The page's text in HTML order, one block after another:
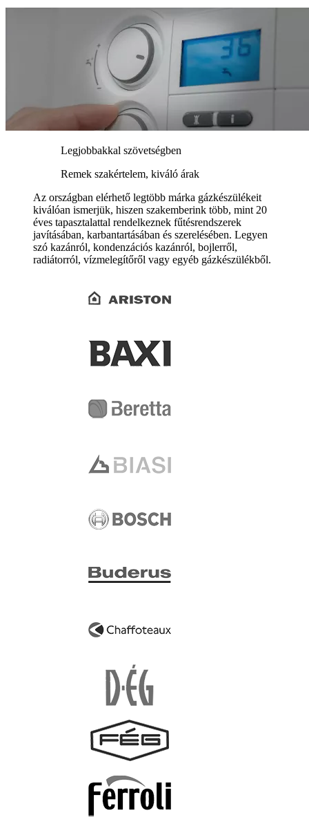
Legjobbakkal szövetségben
Remek szakértelem, kiváló árak
Az országban elérhető legtöbb márka gázkészülékeit
kiválóan ismerjük, hiszen szakemberink több, mint 20
éves tapasztalattal rendelkeznek fűtésrendszerek
javításában, karbantartásában és szerelésében. Legyen
szó kazánról, kondenzációs kazánról, bojlerről,
radiátorról, vízmelegítőről vagy egyéb gázkészülékből.